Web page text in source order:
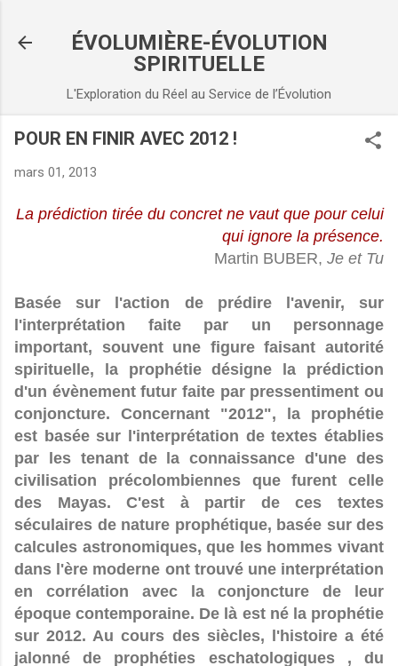
ÉVOLUMIÈRE-ÉVOLUTION
SPIRITUELLE
L'Exploration du Réel au Service de l’Évolution
POUR EN FINIR AVEC 2012 !
mars 01, 2013
La prédiction tirée du concret ne vaut que pour celui
qui ignore la présence.
Martin BUBER, Je et Tu
Basée sur l'action de prédire l'avenir, sur
l'interprétation faite par un personnage
important, souvent une figure faisant autorité
spirituelle, la prophétie désigne la prédiction
d'un évènement futur faite par pressentiment ou
conjoncture. Concernant "2012", la prophétie
est basée sur l'interprétation de textes établies
par les tenant de la connaissance d'une des
civilisation précolombiennes que furent celle
des Mayas. C'est à partir de ces textes
séculaires de nature prophétique, basée sur des
calcules astronomiques, que les hommes vivant
dans l'ère moderne ont trouvé une interprétation
en corrélation avec la conjoncture de leur
époque contemporaine. De là est né la prophétie
sur 2012. Au cours des siècles, l'histoire a été
jalonné de prophéties eschatologiques , du